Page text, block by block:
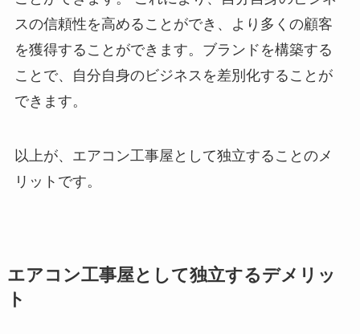
スの信頼性を高めることができ、より多くの顧客
を獲得することができます。ブランドを構築する
ことで、自分自身のビジネスを差別化することが
できます。
以上が、エアコン工事屋として独立することのメ
リットです。
エアコン工事屋として独立するデメリッ
ト